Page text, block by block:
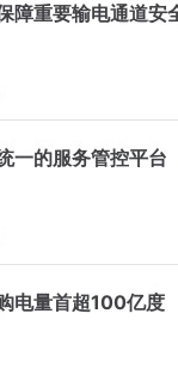
障重要输电通道安
一的服务管控平台
电量首超100亿度